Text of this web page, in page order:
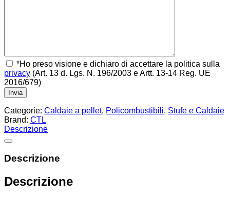
*Ho preso visione e dichiaro di accettare la politica sulla
privacy (Art. 13 d. Lgs. N. 196/2003 e Artt. 13-14 Reg. UE
2016/679)
Categorie: Caldaie a pellet, Policombustibili, Stufe e Caldaie
Brand: CTL
Descrizione
Descrizione
Descrizione